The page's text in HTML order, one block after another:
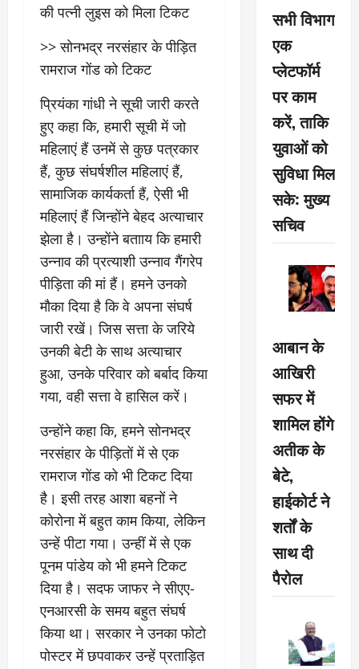
की पत्नी लुइस को मिला टिकट
>> सोनभद्र नरसंहार के पीड़ित
रामराज गोंड को टिकट
प्रियंका गांधी ने सूची जारी करते
हुए कहा कि, हमारी सूची में जो
महिलाएं हैं उनमें से कुछ पत्रकार
हैं, कुछ संघर्षशील महिलाएं हैं,
सामाजिक कार्यकर्ता हैं, ऐसी भी
महिलाएं हैं जिन्होंने बेहद अत्याचार
झेला है। उन्होंने बतााय कि हमारी
उन्नाव की प्रत्याशी उन्नाव गैंगरेप
पीड़िता की मां हैं। हमने उनको
मौका दिया है कि वे अपना संघर्ष
जारी रखें। जिस सत्ता के ​जरिये
उनकी बेटी के साथ अत्याचार
हुआ, उनके परिवार को बर्बाद किया
गया, वही सत्ता वे हासिल करें।
उन्होंने कहा कि, हमने सोनभद्र
नरसंहार के पीड़ितों में से एक
रामराज गोंड को भी टिकट दिया
है। इसी तरह आशा बहनों ने
कोरोना में बहुत काम किया, लेकिन
उन्हें पीटा गया। उन्हीं में से एक
पूनम पांडेय को भी हमने टिकट
दिया है। सदफ जाफर ने सीएए-
एनआरसी के समय बहुत संघर्ष
किया था। सरकार ने उनका फोटो
पोस्टर में छपवाकर उन्हें प्रताड़ित
सभी विभाग
एक
प्लेटफॉर्म
पर काम
करें, ताकि
युवाओं को
सुविधा मिल
सके: मुख्य
सचिव
आबान के
आखिरी
सफर में
शामिल होंगे
अतीक के
बेटे,
हाईकोर्ट ने
शर्तों के
साथ दी
पैरोल